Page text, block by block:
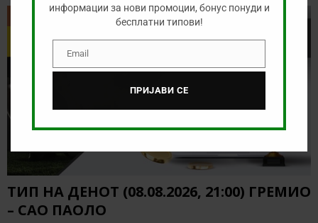
ТИП НА ДЕНОТ
ТИП НА ДЕНОТ (08.08.2026, 21:00) ГРЕМИО
– САО ПАОЛО
информации за нови промоции, бонус понуди и
бесплатни типови!
EmailEmail
ПРИЈАВИ СЕ